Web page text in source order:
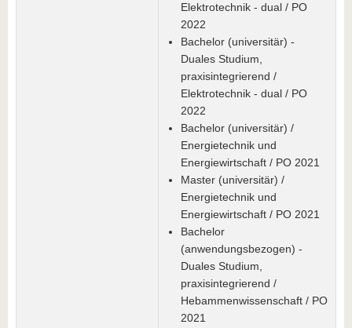
Elektrotechnik - dual / PO
2022
Bachelor (universitär) -
Duales Studium,
praxisintegrierend /
Elektrotechnik - dual / PO
2022
Bachelor (universitär) /
Energietechnik und
Energiewirtschaft / PO 2021
Master (universitär) /
Energietechnik und
Energiewirtschaft / PO 2021
Bachelor
(anwendungsbezogen) -
Duales Studium,
praxisintegrierend /
Hebammenwissenschaft / PO
2021